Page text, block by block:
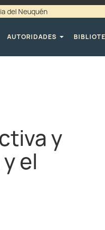
del Neuquén
AUTORIDADES
y
el